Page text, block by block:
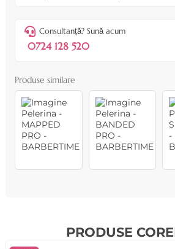
Consultanță? Sună acum
0724 128 520
Produse similare
PRODUSE